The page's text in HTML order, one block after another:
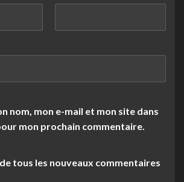
nom, mon e-mail et mon site dans
mon prochain commentaire.
tous les nouveaux commentaires